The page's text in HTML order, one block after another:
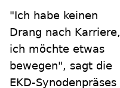
"Ich habe keinen
Drang nach Karriere,
ich möchte etwas
bewegen", sagt die
EKD-Synodenpräses